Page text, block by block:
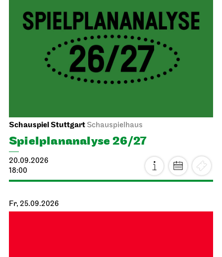
Schauspiel Stuttgart Schauspielhaus
Spiel­plan­analyse 26/27
20.09.2026
18:00
Fr, 25.09.2026